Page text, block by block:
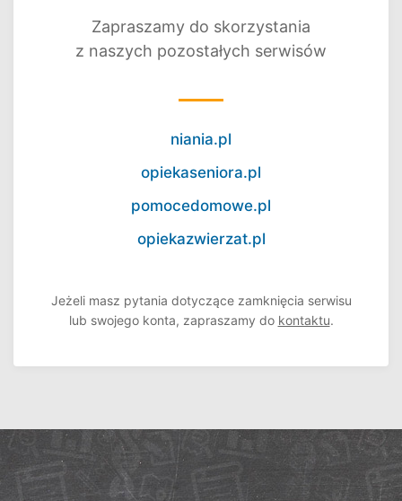
Zapraszamy do skorzystania
z naszych pozostałych serwisów
niania.pl
opiekaseniora.pl
pomocedomowe.pl
opiekazwierzat.pl
Jeżeli masz pytania dotyczące zamknięcia serwisu
lub swojego konta, zapraszamy do kontaktu.